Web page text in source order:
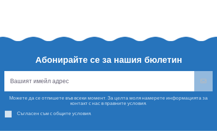
Абонирайте се за нашия бюлетин
Можете да се отпишете във всеки момент. За целта моля намерете информацията за
контакт с нас в правните условия.
Съгласен съм с общите условия.